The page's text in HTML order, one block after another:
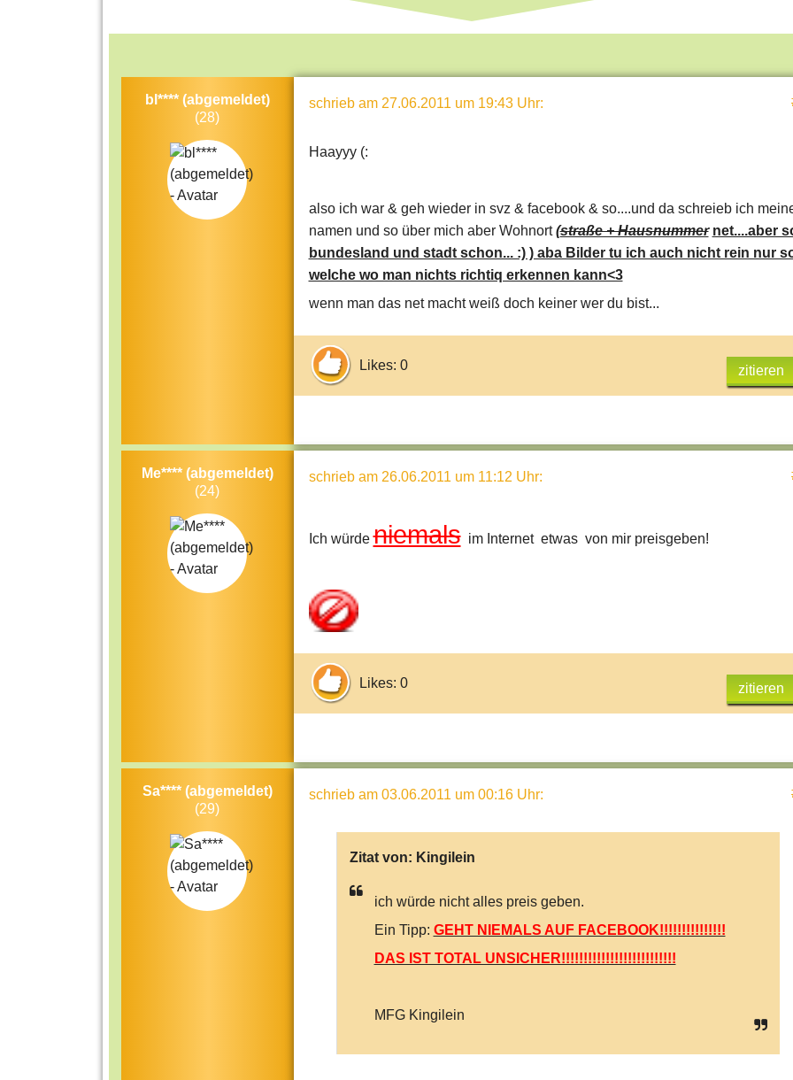
bl**** (abgemeldet)
(28)
schrieb am 27.06.2011 um 19:43 Uhr:
Haayyy (:
also ich war & geh wieder in svz & facebook & so....und da schreieb ich
namen und so über mich aber Wohnort(straße + Hausnummer net....aber
bundesland und stadt schon... :) ) aba Bilder tu ich auch nicht rein nur
welche wo man nichts richtiq erkennen kann<3
wenn man das net macht weiß doch keiner wer du bist...
Likes: 0 zitieren
Me**** (abgemeldet)
(24)
schrieb am 26.06.2011 um 11:12 Uhr:
Ich würdeniemals im Internet etwas von mir preisgeben!
Likes: 0 zitieren
Sa**** (abgemeldet)
(29)
schrieb am 03.06.2011 um 00:16 Uhr:
Zitat von: Kingilein
ich würde nicht alles preis geben.
Ein Tipp: GEHT NIEMALS AUF FACEBOOK!!!!!!!!!!!!!!!
DAS IST TOTAL UNSICHER!!!!!!!!!!!!!!!!!!!!!!!!!!
MFG Kingilein